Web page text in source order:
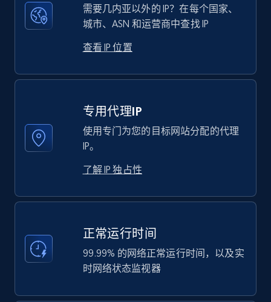
需要几内亚以外的 IP？在每个国家、
城市、ASN 和运营商中查找 IP
查看 IP 位置
专用代理IP
使用专门为您的目标网站分配的代理
IP。
了解 IP 独占性
正常运行时间
99.99% 的网络正常运行时间，以及实
时网络状态监视器